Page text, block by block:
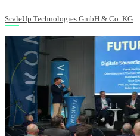
ScaleUp Technologies GmbH & Co. KG